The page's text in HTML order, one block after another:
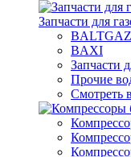
Запчасти для
BAXI
Запчасти
Прочие
Смотреть